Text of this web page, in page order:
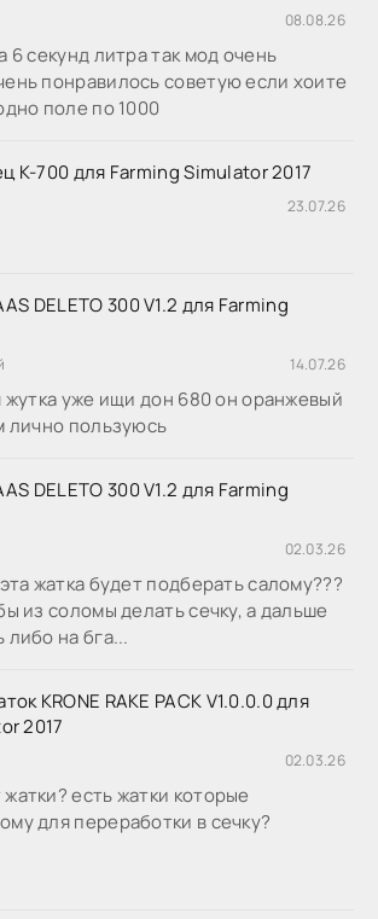
08.08.26
6 секунд литра так мод очень
понравилось советую если хоите
поле по 1000
К-700 для Farming Simulator 2017
23.07.26
DELETO 300 V1.2 для Farming
14.07.26
жутка уже ищи дон 680 он оранжевый
лично пользуюсь
DELETO 300 V1.2 для Farming
02.03.26
жатка будет подберать салому???
из соломы делать сечку, а дальше
либо на бга...
KRONE RAKE PACK V1.0.0.0 для
2017
02.03.26
есть жатки которые
для переработки в сечку?